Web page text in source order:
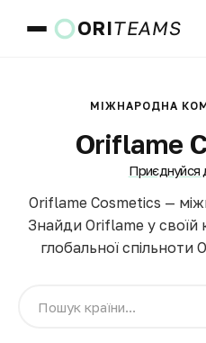
ORITEAMS
МІЖНАРОДНА
Oriflame
Приєднуйся
Oriflame Cosmetics —
Знайди Oriflame у своїй
глобальної спільноти